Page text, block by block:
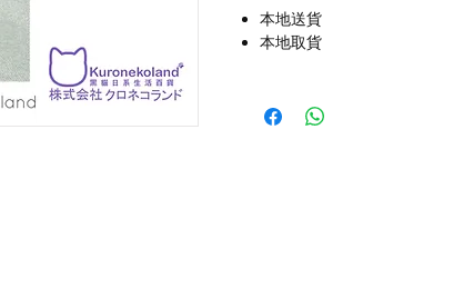
本地送貨
本地取貨